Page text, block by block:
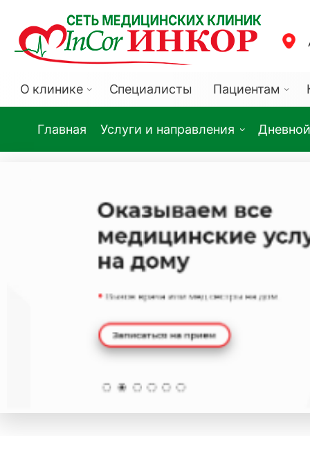
О клинике Специалисты Пациентам
Главная Услуги и направления